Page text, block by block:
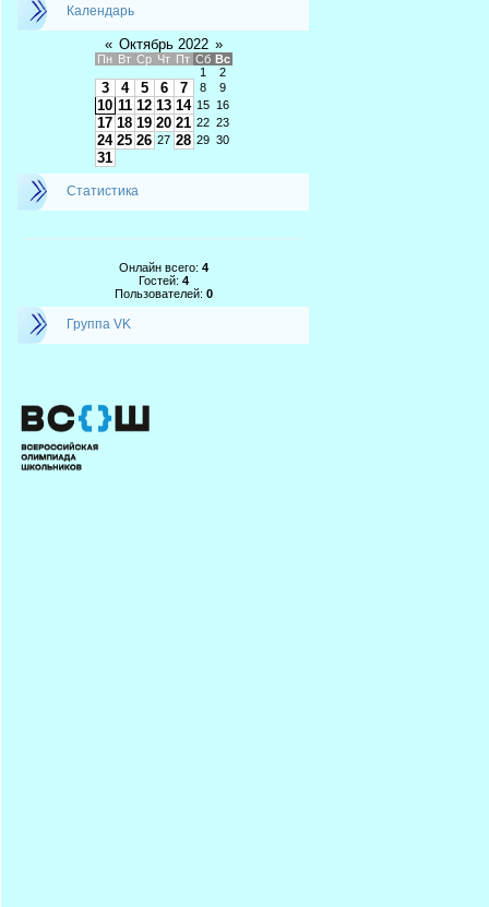
Календарь
« Октябрь 2022 »
Пн Вт Ср Чт Пт Сб Вс
1
2
3 4 5 6 7 8 9
10 11 12 13 14 15 16
17 18 19 20 21 22 23
24 25 26 27 28 29 30
31
Статистика
Онлайн всего: 4
Гостей: 4
Пользователей: 0
Группа VK